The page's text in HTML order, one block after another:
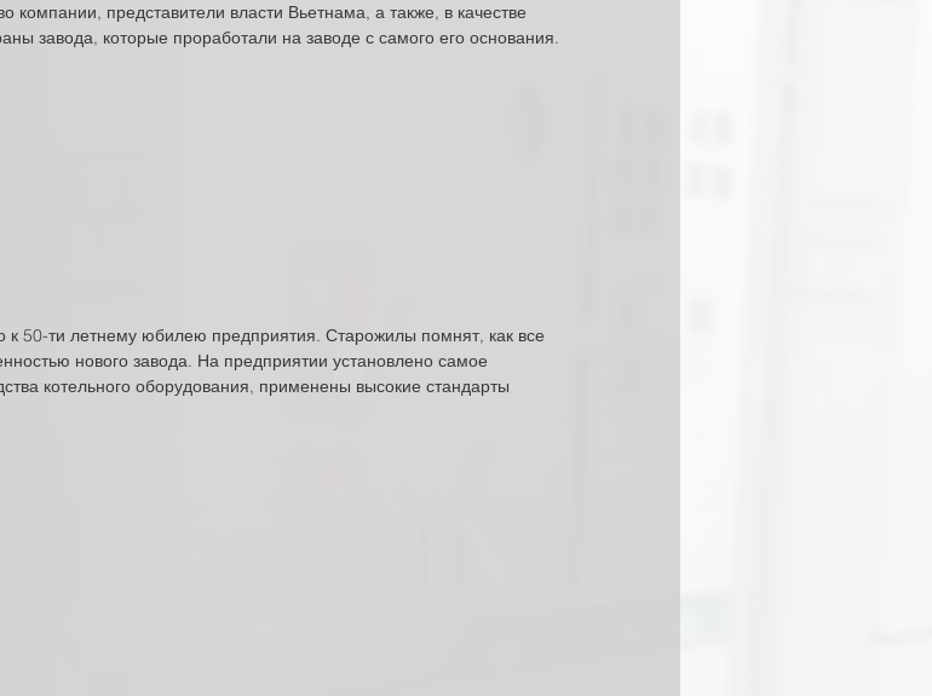
компании, представители власти Вьетнама, а также, в качестве
завода, которые проработали на заводе с самого его основания.
к 50-ти летнему юбилею предприятия. Старожилы помнят, как все
нового завода. На предприятии установлено самое
котельного оборудования, применены высокие стандарты